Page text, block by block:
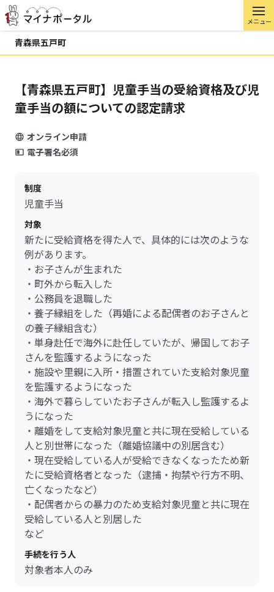
メニュー
青森県五戸町
【青森県五戸町】児童手当の受給資格及び児
童手当の額についての認定請求
オンライン申請
電子署名必須
制度
児童手当
対象
新たに受給資格を得た人で、具体的には次のような
例があります。
・お子さんが生まれた
・町外から転入した
・公務員を退職した
・養子縁組をした（再婚による配偶者のお子さんと
の養子縁組含む）
・単身赴任で海外に赴任していたが、帰国してお子
さんを監護するようになった
・施設や里親に入所・措置されていた支給対象児童
を監護するようになった
・海外で暮らしていたお子さんが転入し監護するよ
うになった
・離婚をして支給対象児童と共に現在受給している
人と別世帯になった（離婚協議中の別居含む）
・現在受給している人が受給できなくなったため新
たに受給資格者となった（逮捕・拘禁や行方不明、
亡くなったなど）
・配偶者からの暴力のため支給対象児童と共に現在
受給している人と別居した
など
手続を行う人
対象者本人のみ